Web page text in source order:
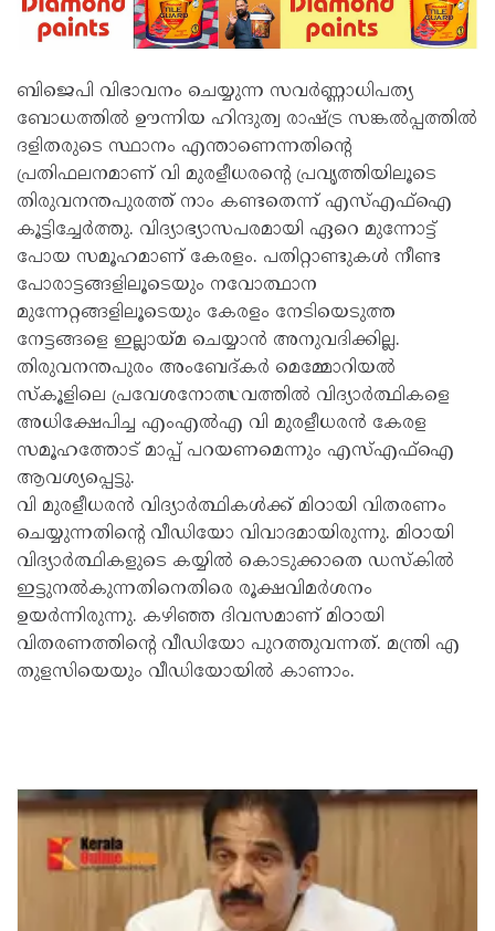
ബിജെപി വിഭാവനം ചെയ്യുന്ന സവര്‍ണ്ണാധിപത്യ
ബോധത്തില്‍ ഊന്നിയ ഹിന്ദുത്വ രാഷ്ട്ര സങ്കല്‍പ്പത്തില്‍
ദളിതരുടെ സ്ഥാനം എന്താണെന്നതിന്റെ
പ്രതിഫലനമാണ് വി മുരളീധരന്റെ പ്രവൃത്തിയിലൂടെ
തിരുവനന്തപുരത്ത് നാം കണ്ടതെന്ന് എസ്എഫ്ഐ
കൂട്ടിച്ചേര്‍ത്തു. വിദ്യാഭ്യാസപരമായി ഏറെ മുന്നോട്ട്
പോയ സമൂഹമാണ് കേരളം. പതിറ്റാണ്ടുകള്‍ നീണ്ട
പോരാട്ടങ്ങളിലൂടെയും നവോത്ഥാന
മുന്നേറ്റങ്ങളിലൂടെയും കേരളം നേടിയെടുത്ത
നേട്ടങ്ങളെ ഇല്ലായ്മ ചെയ്യാന്‍ അനുവദിക്കില്ല.
തിരുവനന്തപുരം അംബേദ്കര്‍ മെമ്മോറിയല്‍
സ്‌കൂളിലെ പ്രവേശനോത്സവത്തില്‍ വിദ്യാര്‍ത്ഥികളെ
അധിക്ഷേപിച്ച എംഎല്‍എ വി മുരളീധരന്‍ കേരള
സമൂഹത്തോട് മാപ്പ് പറയണമെന്നും എസ്എഫ്ഐ
ആവശ്യപ്പെട്ടു.
വി മുരളീധരന്‍ വിദ്യാര്‍ത്ഥികള്‍ക്ക് മിഠായി വിതരണം
ചെയ്യുന്നതിന്റെ വീഡിയോ വിവാദമായിരുന്നു. മിഠായി
വിദ്യാര്‍ത്ഥികളുടെ കയ്യില്‍ കൊടുക്കാതെ ഡസ്‌കില്‍
ഇട്ടുനല്‍കുന്നതിനെതിരെ രൂക്ഷവിമര്‍ശനം
ഉയര്‍ന്നിരുന്നു. കഴിഞ്ഞ ദിവസമാണ് മിഠായി
വിതരണത്തിന്റെ വീഡിയോ പുറത്തുവന്നത്. മന്ത്രി എ
തുളസിയെയും വീഡിയോയില്‍ കാണാം.